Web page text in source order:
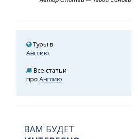
Туры в
Англию
Все статьи
проАнглию
ВАМ БУДЕТ